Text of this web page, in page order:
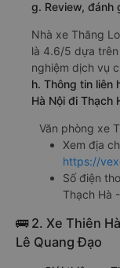
g. Review, đánh
Nhà xe Thăng
là 4.6/5 dựa
nghiệm dịch vụ
h. Thông tin liên
Hà Nội đi Thạch
Văn phòng xe
Xem địa
https://
Số điện
Thạch Hà
🚌 2. Xe Thiên
Lê Quang Đạo